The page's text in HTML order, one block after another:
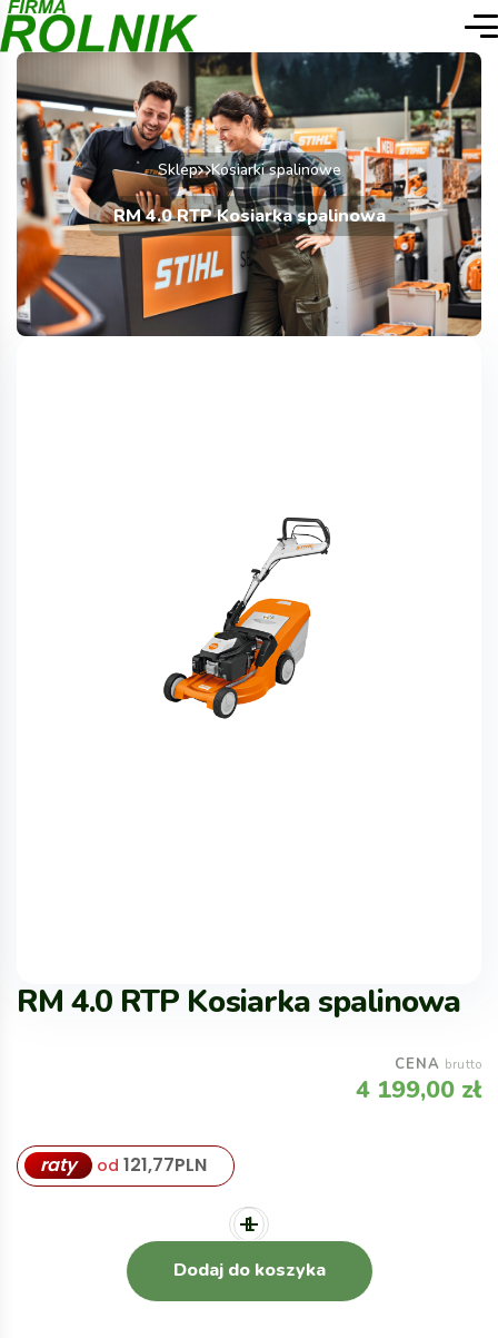
Sklep Kosiarki spalinowe
RM 4.0 RTP Kosiarka spalinowa
RM 4.0 RTP Kosiarka spalinowa
CENA brutto
4 199,00 zł
raty od 121,77PLN
Dodaj do koszyka